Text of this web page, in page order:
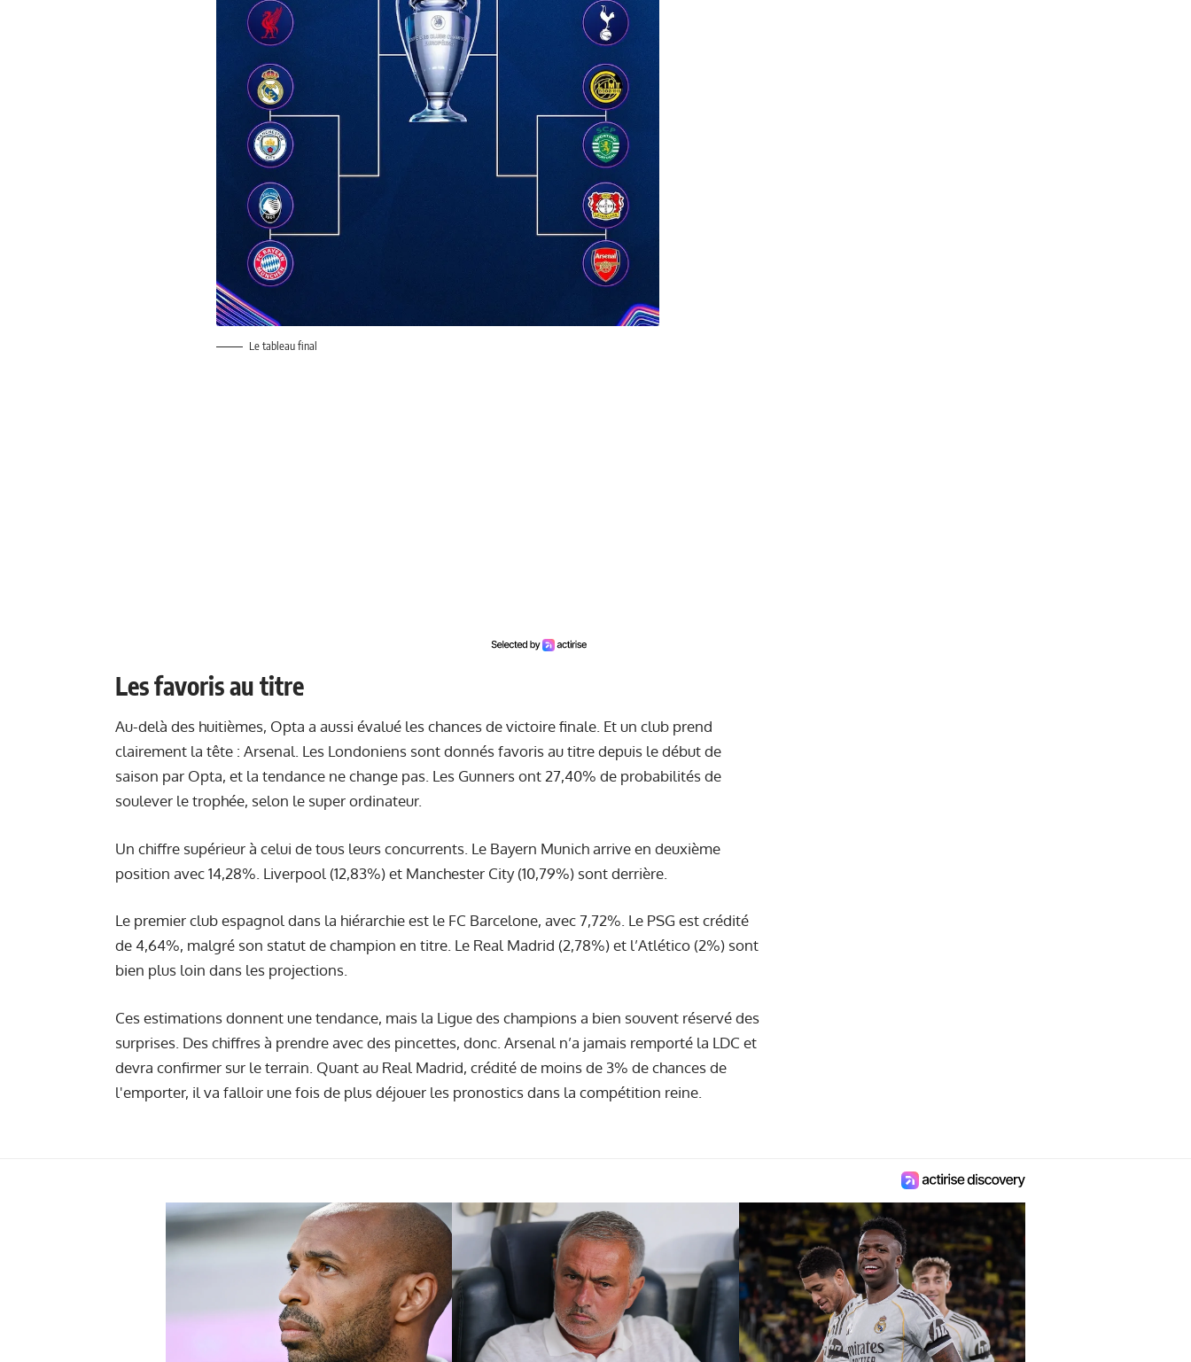
Le tableau final
Les favoris au titre
Au-delà des huitièmes, Opta a aussi évalué les chances de victoire finale. Et un club prend
clairement la tête : Arsenal. Les Londoniens sont donnés favoris au titre depuis le début de
saison par Opta, et la tendance ne change pas. Les Gunners ont 27,40% de probabilités de
soulever le trophée, selon le super ordinateur.
Un chiffre supérieur à celui de tous leurs concurrents. Le Bayern Munich arrive en deuxième
position avec 14,28%. Liverpool (12,83%) et Manchester City (10,79%) sont derrière.
Le premier club espagnol dans la hiérarchie est le FC Barcelone, avec 7,72%. Le PSG est crédité
de 4,64%, malgré son statut de champion en titre. Le Real Madrid (2,78%) et l’Atlético (2%) sont
bien plus loin dans les projections.
Ces estimations donnent une tendance, mais la Ligue des champions a bien souvent réservé des
surprises. Des chiffres à prendre avec des pincettes, donc. Arsenal n’a jamais remporté la LDC et
devra confirmer sur le terrain. Quant au Real Madrid, crédité de moins de 3% de chances de
l'emporter, il va falloir une fois de plus déjouer les pronostics dans la compétition reine.